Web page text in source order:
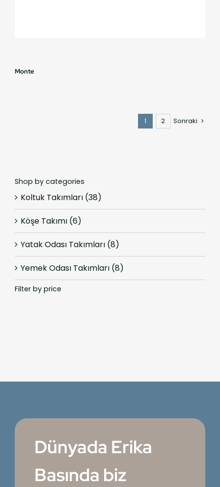
Monte
1 2 Sonraki
Shop by categories
Koltuk Takımları (38)
Köşe Takımı (6)
Yatak Odası Takımları (8)
Yemek Odası Takımları (8)
Filter by price
Dünyada Erika
Basında biz